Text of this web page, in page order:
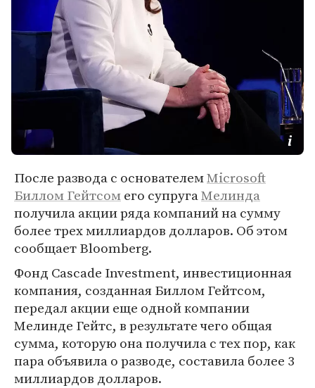
После развода с основателемMicrosoft
Биллом Гейтсомего супругаМелинда
получила акции ряда компаний на сумму
более трех миллиардов долларов. Об этом
сообщает Bloomberg.
Фонд Cascade Investment, инвестиционная
компания, созданная Биллом Гейтсом,
передал акции еще одной компании
Мелинде Гейтс, в результате чего общая
сумма, которую она получила с тех пор, как
пара объявила о разводе, составила более 3
миллиардов долларов.